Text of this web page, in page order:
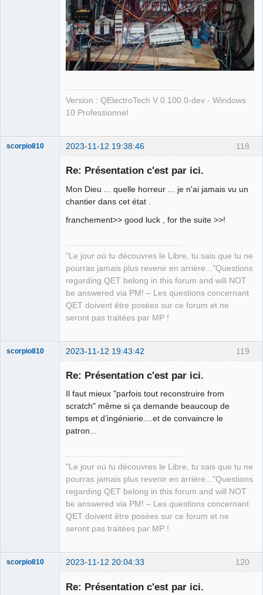
Version : QElectroTech V 0.100.0-dev - Windows
10 Professionnel
118
scorpio810 2023-11-12 19:38:46
Re: Présentation c'est par ici.
Mon Dieu ... quelle horreur ... je n'ai jamais vu un
chantier dans cet état .
franchement>> good luck , for the suite >>!
"Le jour où tu découvres le Libre, tu sais que tu ne
pourras jamais plus revenir en arrière..."Questions
regarding QET belong in this forum and will NOT
be answered via PM! – Les questions concernant
QET doivent être posées sur ce forum et ne
seront pas traitées par MP !
119
scorpio810 2023-11-12 19:43:42
Re: Présentation c'est par ici.
Il faut mieux "parfois tout reconstruire from
scratch" même si ça demande beaucoup de
temps et d’ingénierie....et de convaincre le
patron...
"Le jour où tu découvres le Libre, tu sais que tu ne
pourras jamais plus revenir en arrière..."Questions
regarding QET belong in this forum and will NOT
be answered via PM! – Les questions concernant
QET doivent être posées sur ce forum et ne
seront pas traitées par MP !
120
scorpio810 2023-11-12 20:04:33
Re: Présentation c'est par ici.